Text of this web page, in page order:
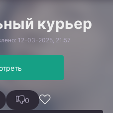
курьер
12-03-2025, 21:57
0